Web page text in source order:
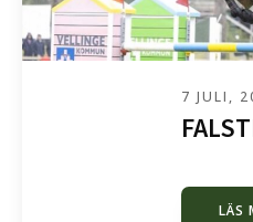
7 JULI,
LÄS